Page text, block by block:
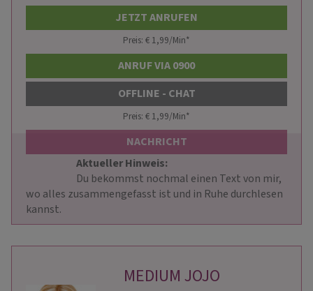
JETZT ANRUFEN
Preis: € 1,99/Min*
ANRUF VIA 0900
OFFLINE - CHAT
Preis: € 1,99/Min*
NACHRICHT
Aktueller Hinweis:
wo alles zusammengefasst ist und in Ruhe durchlesen
kannst.
MEDIUM JOJO